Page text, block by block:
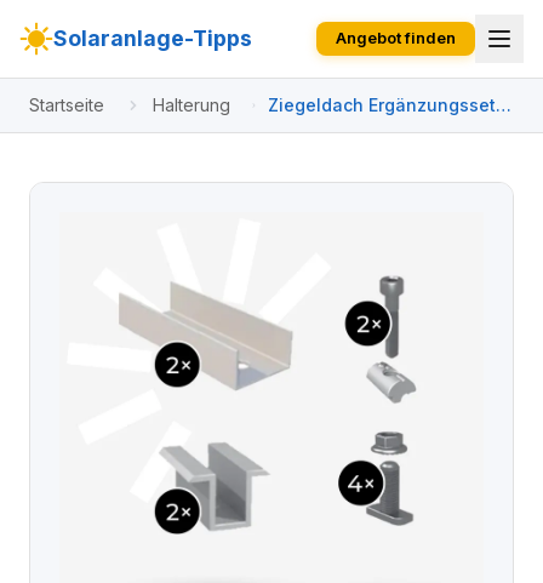
Solaranlage-Tipps Angebot finden
Startseite Halterung
Ziegeldach Ergänzungsset
für Quattro (bündig